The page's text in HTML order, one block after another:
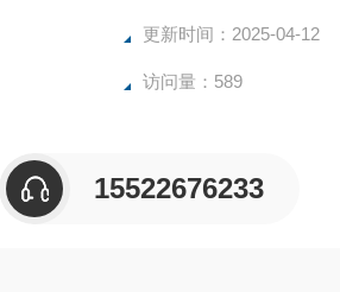
更新时间：2025-04-12
访问量：589
15522676233